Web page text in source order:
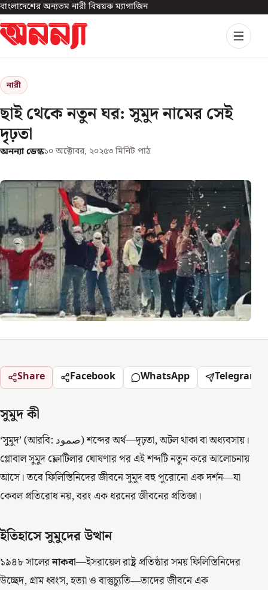
বাংলাদেশের অন্যতম নারী বিষয়ক ম্যাগাজিন
নারী
ছাই থেকে নতুন ঘর: সুমুদ নামের সেই
দৃঢ়তা
অনন্যা ডেস্ক১০ অক্টোবর, ২০২৫৩ মিনিট পাঠ
Share Facebook WhatsApp Telegram
সুমুদ কী
‘সুমুদ’ (আরবি: صمود) শব্দের অর্থ—দৃঢ়তা, অটল থাকা বা অধ্যবসায়।
গ্লোবাল সুমুদ ফ্লোটিলার ঘোষণার পর এই শব্দটি নতুন করে আলোচনায়
আসে। তবে ফিলিস্তিনিদের জীবনে সুমুদ বহু পুরোনো এক দর্শন—যা
কেবল প্রতিরোধ নয়, বরং এক ধরনের জীবনের প্রতিজ্ঞা।
ইতিহাসে সুমুদের উত্থান
১৯৪৮ সালেরনাকবা—ইসরায়েল রাষ্ট্র প্রতিষ্ঠার সময় ফিলিস্তিনিদের
উচ্ছেদ, গ্রাম ধ্বংস, হত্যা ও বাস্তুচ্যুতি—তাদের জীবনে এক